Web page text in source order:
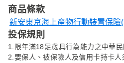
Q7
Q8
商品條款
新安東京海上產物行動裝置保
投保規則
1.限年滿18足歲具行為能力之中華民
2.要保人、被保險人及信用卡持卡人